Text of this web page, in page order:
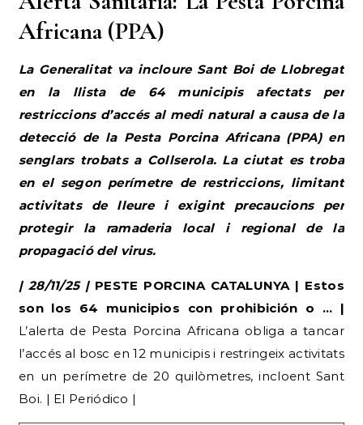
Africana (PPA)
La Generalitat va incloure Sant Boi de Llobregat
en la llista de 64 municipis afectats per
restriccions d’accés al medi natural a causa de la
detecció de la Pesta Porcina Africana (PPA) en
senglars trobats a Collserola. La ciutat es troba
en el segon perímetre de restriccions, limitant
activitats de lleure i exigint precaucions per
protegir la ramaderia local i regional de la
propagació del virus.
| 28/11/25 |PESTE PORCINA CATALUNYA | Estos
son los 64 municipios con prohibición o … |
L’alerta de Pesta Porcina Africana obliga a tancar
l’accés al bosc en 12 municipis i restringeix activitats
en un perímetre de 20 quilòmetres, incloent Sant
Boi. | El Periódico |